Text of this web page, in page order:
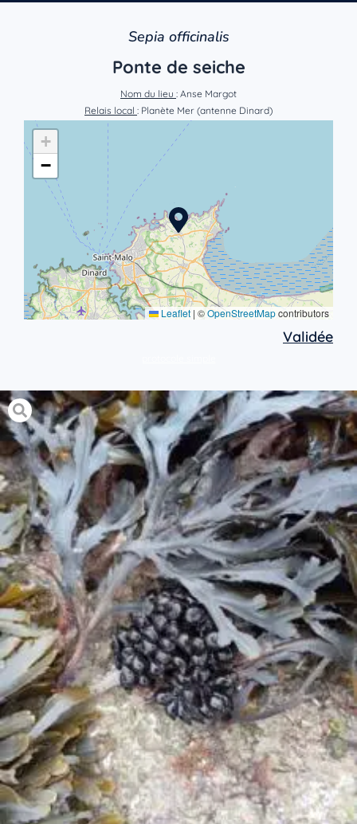
Sepia officinalis
Ponte de seiche
Nom du lieu : Anse Margot
Relais local : Planète Mer (antenne Dinard)
+
−
Leaflet | ©OpenStreetMapcontributors
Validée